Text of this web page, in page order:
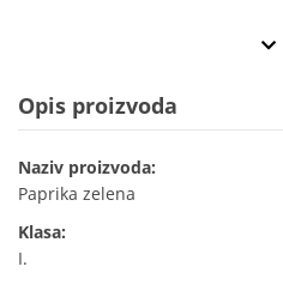
Opis proizvoda
Naziv proizvoda:
Paprika zelena
Klasa:
I.